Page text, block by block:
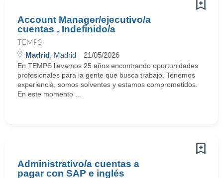
Account Manager/ejecutivo/a
cuentas . Indefinido/a
TEMPS
Madrid, Madrid 21/05/2026
En TEMPS llevamos 25 años encontrando oportunidades
profesionales para la gente que busca trabajo. Tenemos
experiencia, somos solventes y estamos comprometidos.
En este momento ...
Administrativo/a cuentas a
pagar con SAP e inglés